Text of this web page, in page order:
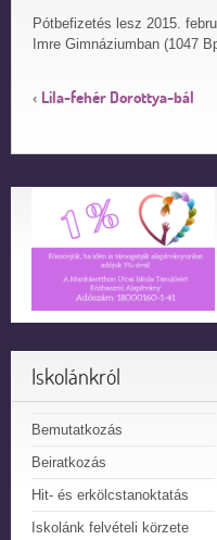
Pótbefizetés lesz 2015.
Imre Gimnáziumban (1047
‹ Lila-fehér Dorottya-bál
Iskolánkról
Bemutatkozás
Beiratkozás
Hit- és erkölcstanoktatás
Iskolánk felvételi körzete